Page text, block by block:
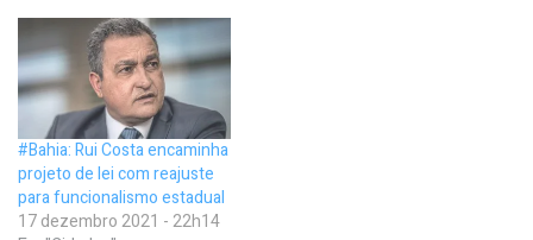
#Bahia: Rui Costa encaminha
projeto de lei com reajuste
para funcionalismo estadual
17 dezembro 2021 - 22h14